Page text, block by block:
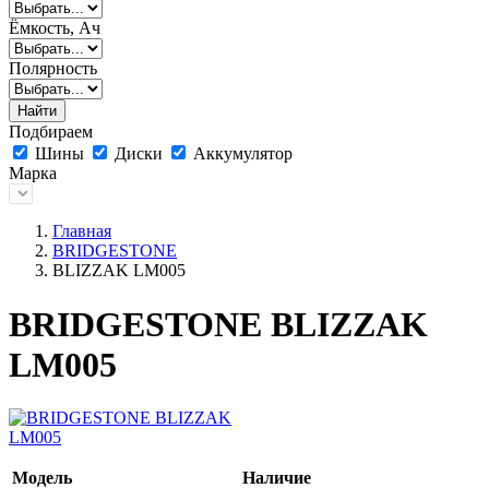
Ёмкость, Ач
Полярность
Найти
Подбираем
Шины
Диски
Аккумулятор
Марка
Главная
BRIDGESTONE
BLIZZAK LM005
BRIDGESTONE BLIZZAK
LM005
Модель Наличие